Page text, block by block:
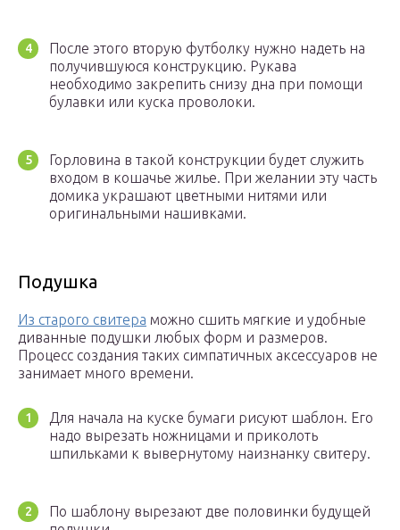
После этого вторую футболку нужно надеть на
получившуюся конструкцию. Рукава
необходимо закрепить снизу дна при помощи
булавки или куска проволоки.
Горловина в такой конструкции будет служить
входом в кошачье жилье. При желании эту часть
домика украшают цветными нитями или
оригинальными нашивками.
Подушка
Из старого свитера можно сшить мягкие и удобные
диванные подушки любых форм и размеров.
Процесс создания таких симпатичных аксессуаров не
занимает много времени.
Для начала на куске бумаги рисуют шаблон. Его
надо вырезать ножницами и приколоть
шпильками к вывернутому наизнанку свитеру.
По шаблону вырезают две половинки будущей